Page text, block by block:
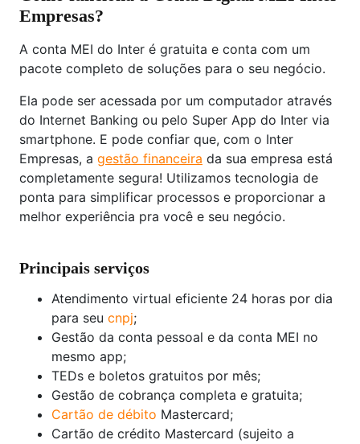
Empresas?
A conta MEI do Inter é gratuita e conta com um
pacote completo de soluções para o seu negócio.
Ela pode ser acessada por um computador através
do Internet Banking ou pelo Super App do Inter via
smartphone. E pode confiar que, com o Inter
Empresas, a gestão financeira da sua empresa está
completamente segura! Utilizamos tecnologia de
ponta para simplificar processos e proporcionar a
melhor experiência pra você e seu negócio.
Principais serviços
Atendimento virtual eficiente 24 horas por dia
para seu cnpj;
Gestão da conta pessoal e da conta MEI no
mesmo app;
TEDs e boletos gratuitos por mês;
Gestão de cobrança completa e gratuita;
Cartão de débito Mastercard;
Cartão de crédito Mastercard (sujeito a